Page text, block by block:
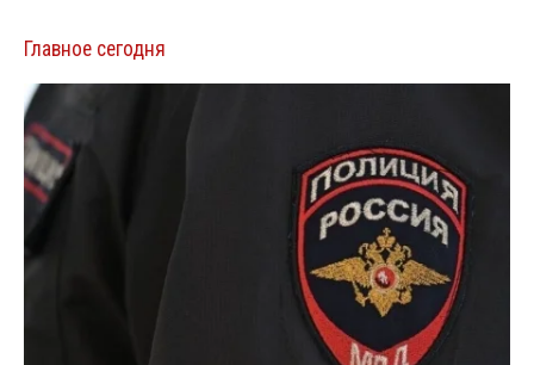
Главное сегодня